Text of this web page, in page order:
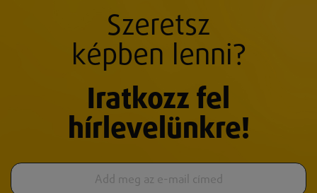
Szeretsz
képben lenni?
Iratkozz fel
hírlevelünkre!